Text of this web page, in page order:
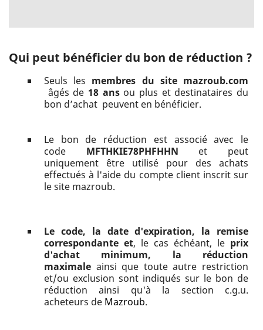
Qui peut bénéficier du bon de réduction ?
Seuls les membres du site mazroub.com
âgés de 18 ansou plus et destinataires du
bon d’achat peuvent en bénéficier.
Le bon de réduction est associé avec le
code MFTHKIE78PHFHHN et peut
uniquement être utilisé pour des achats
effectués à l'aide du compte client inscrit sur
le site mazroub.
Le code, la date d'expiration, la remise
correspondante et, le cas échéant, le prix
d'achat minimum, la réduction
maximale ainsi que toute autre restriction
et/ou exclusion sont indiqués sur le bon de
réduction ainsi qu'à la section c.g.u.
acheteurs de Mazroub.